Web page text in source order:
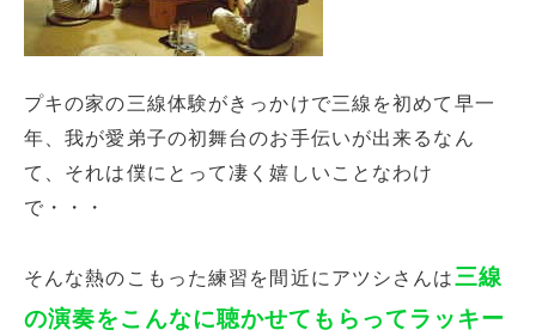
プキの家の三線体験がきっかけで三線を初めて早一
年、我が愛弟子の初舞台のお手伝いが出来るなん
て、それは僕にとって凄く嬉しいことなわけ
で・・・
そんな熱のこもった練習を間近にアツシさんは 三線
の演奏をこんなに聴かせてもらってラッキー